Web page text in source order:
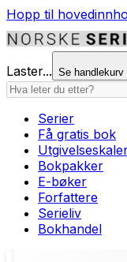
Hopp til
Laster... Se handlekurv
Serier
Få gratis bok
Bokpakker
E-bøker
Forfattere
Serieliv
Bokhandel